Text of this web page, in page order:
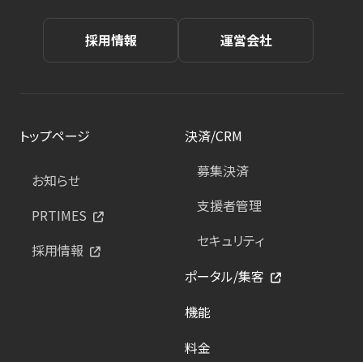
採用情報 運営会社
トップページ
お知らせ
PRTIMES
採用情報
決済/CRM
募集決済
支援者管理
セキュリティ
ポータル/集客
機能
料金